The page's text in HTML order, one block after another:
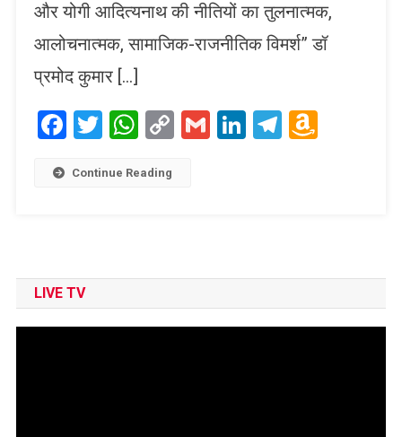
और योगी आदित्यनाथ की नीतियों का तुलनात्मक,
आलोचनात्मक, सामाजिक-राजनीतिक विमर्श” डॉ
प्रमोद कुमार […]
Facebook
TwitterWhatsApp
CopyGmailLinkedIn
Telegram
Continue Reading
LIVE TV